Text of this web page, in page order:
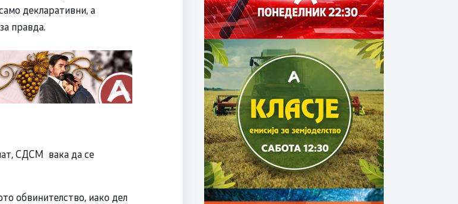
декларативни, а
правда.
СДСМ вака да се
обвинителство, иако дел